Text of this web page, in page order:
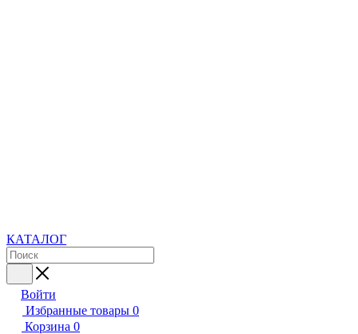
КАТАЛОГ
Войти
Избранные товары 0
Корзина 0